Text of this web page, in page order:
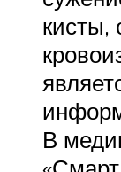
кисты,
В